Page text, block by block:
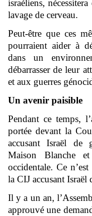
israéliens,
lavage de cerveau.
Peut-être que ces
pourraient aider à
dans un
débarrasser de leur
et aux guerres
Un avenir paisible
Pendant ce temps,
portée devant la
accusant Israël de
Maison Blanche
occidentale. Ce
la CIJ accusant Israël
Il y a un an,
approuvé une